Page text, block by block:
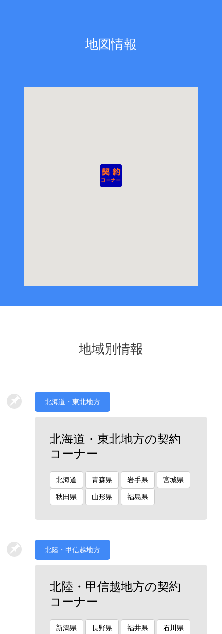
地図情報
地域別情報
北海道・東北地方
北海道・東北地方の契約
コーナー
北海道 青森県 岩手県 宮城県
秋田県 山形県 福島県
北陸・甲信越地方
北陸・甲信越地方の契約
コーナー
新潟県 長野県 福井県 石川県